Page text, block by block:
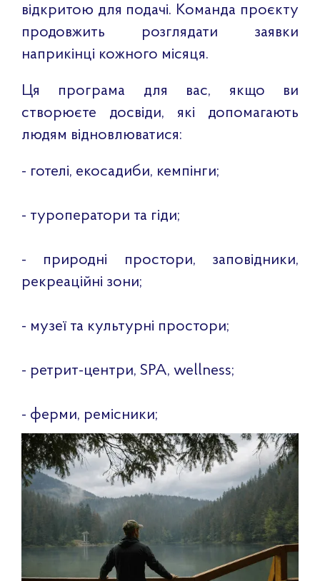
відкритою для подачі. Команда проєкту
продовжить розглядати заявки
наприкінці кожного місяця.
Ця програма для вас, якщо ви
створюєте досвіди, які допомагають
людям відновлюватися:
- готелі, екосадиби, кемпінги;
- туроператори та гіди;
- природні простори, заповідники,
рекреаційні зони;
- музеї та культурні простори;
- ретрит-центри, SPA, wellness;
- ферми, ремісники;